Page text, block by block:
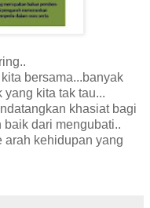
bersama...banyak
kita tak tau...
khasiat bagi
dari mengubati..
arah kehidupan yang